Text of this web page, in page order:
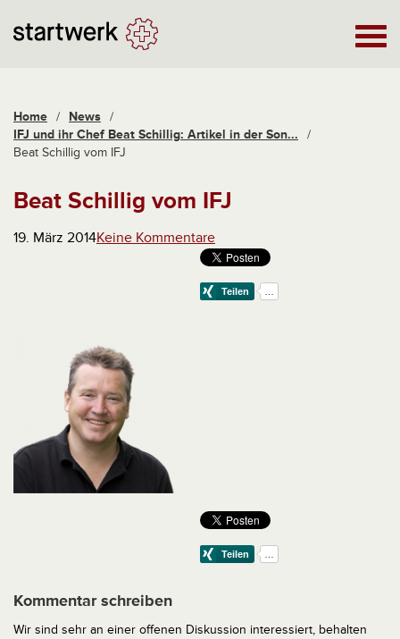
Home / News /
IFJ und ihr Chef Beat Schillig: Artikel in der Son...
/
Beat Schillig vom IFJ
Beat Schillig vom IFJ
19. März 2014Keine Kommentare
Kommentar schreiben
Wir sind sehr an einer offenen Diskussion interessiert, behalten